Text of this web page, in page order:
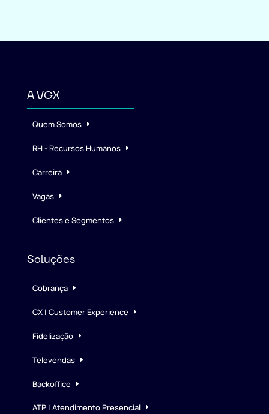
A VGX
Quem Somos
RH - Recursos Humanos
Carreira
Vagas
Clientes e Segmentos
Soluções
Cobrança
CX | Customer Experience
Fidelização
Televendas
Backoffice
ATP | Atendimento Presencial